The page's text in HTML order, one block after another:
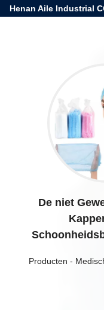
Henan Aile Industrial
De niet
Producten -